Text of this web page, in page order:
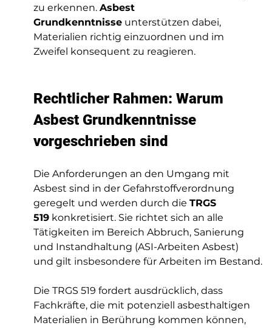
zu erkennen. Asbest
Grundkenntnisse unterstützen dabei,
Materialien richtig einzuordnen und im
Zweifel konsequent zu reagieren.
Rechtlicher Rahmen: Warum
Asbest Grundkenntnisse
vorgeschrieben sind
Die Anforderungen an den Umgang mit
Asbest sind in der Gefahrstoffverordnung
geregelt und werden durch die TRGS
519 konkretisiert. Sie richtet sich an alle
Tätigkeiten im Bereich Abbruch, Sanierung
und Instandhaltung (ASI-Arbeiten Asbest)
und gilt insbesondere für Arbeiten im Bestand.
Die TRGS 519 fordert ausdrücklich, dass
Fachkräfte, die mit potenziell asbesthaltigen
Materialien in Berührung kommen können,